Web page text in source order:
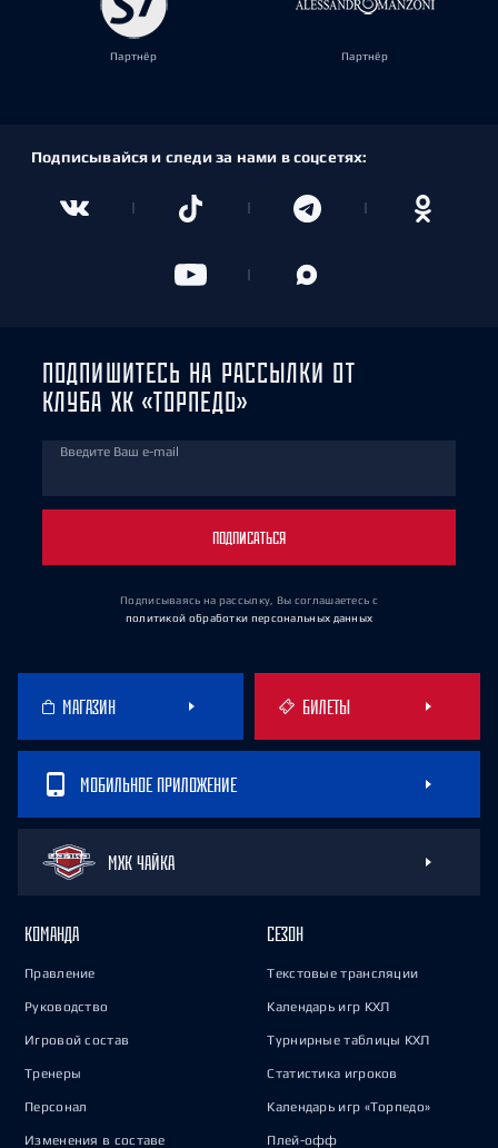
Партнёр Партнёр
Подписывайся и следи за нами в соцсетях:
ПОДПИШИТЕСЬ НА РАССЫЛКИ ОТ
КЛУБА ХК «ТОРПЕДО»
Введите Ваш e-mail
ПОДПИСАТЬСЯ
Подписываясь на рассылку, Вы соглашаетесь с
политикой обработки персональных данных
МАГАЗИН БИЛЕТЫ
МОБИЛЬНОЕ ПРИЛОЖЕНИЕ
МХК ЧАЙКА
КОМАНДА
Правление
Руководство
Игровой состав
Тренеры
Персонал
Изменения в составе
СЕЗОН
Текстовые трансляции
Календарь игр КХЛ
Турнирные таблицы КХЛ
Статистика игроков
Календарь игр «Торпедо»
Плей-офф